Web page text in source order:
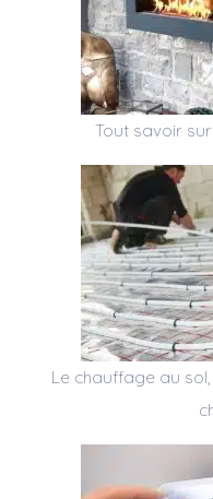
Tout savoir
Le chauffage au